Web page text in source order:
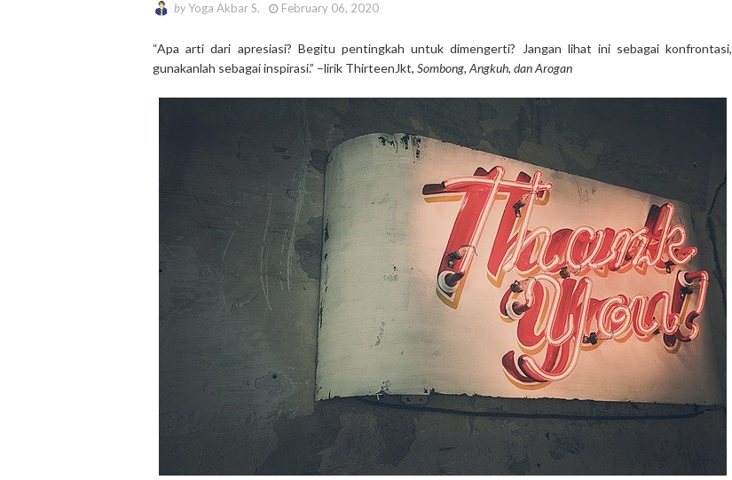
byYoga Akbar S. February 06, 2020
“Apa arti dari apresiasi? Begitu pentingkah untuk dimengerti? Jangan lihat ini sebagai konfrontasi,
gunakanlah sebagai inspirasi.” –lirik ThirteenJkt, Sombong, Angkuh, dan Arogan